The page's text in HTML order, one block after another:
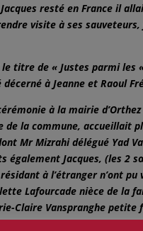
resté en France il
visite à ses sauveteurs,
titre de « Justes parmi les
à Jeanne et Raoul
à la mairie d’Orthez
de la commune, accueillait
Mr Mizrahi délégué Yad
également Jacques, (les 2
à l’étranger n’ont pu
Lafourcade nièce de la
Claire Vanspranghe petite
Après une allocution